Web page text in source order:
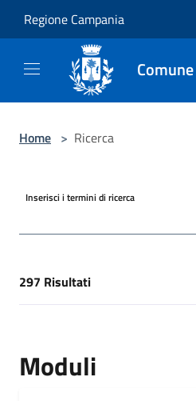
Regione Campania
Home > Ricerca
Inserisci i termini di ricerca
[results]
297 Risultati
Moduli